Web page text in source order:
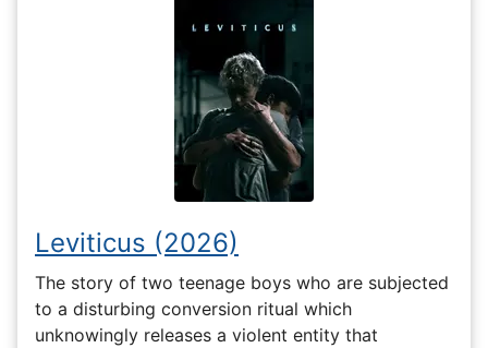
Leviticus (2026)
The story of two teenage boys who are subjected
to a disturbing conversion ritual which
unknowingly releases a violent entity that